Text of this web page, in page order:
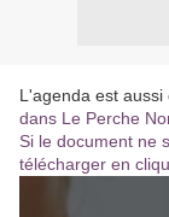
L'agenda est
dans Le Perche
Si le document ne
télécharger en